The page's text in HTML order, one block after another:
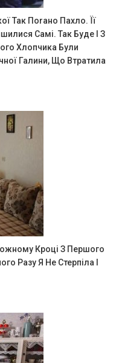
Так Поrано Пахло. Її
Самі. Так Буде І З
Хлопчика Були
Галини, Що Втратила
Кроці З Першого
Разу Я Не Стерпіла І